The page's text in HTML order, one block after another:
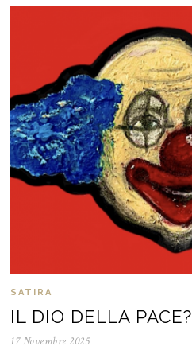
SATIRA
IL DIO DELLA PACE?
17 Novembre 2025